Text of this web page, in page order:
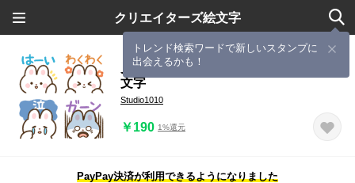
クリエイターズ絵文字
トレンド検索ワードで新しいスタンプに
出会えるかも！
見やすいうさぎ◆よく使う言葉入り絵
文字
Studio1010
￥190 1%還元
PayPay決済が利用できるようになりました